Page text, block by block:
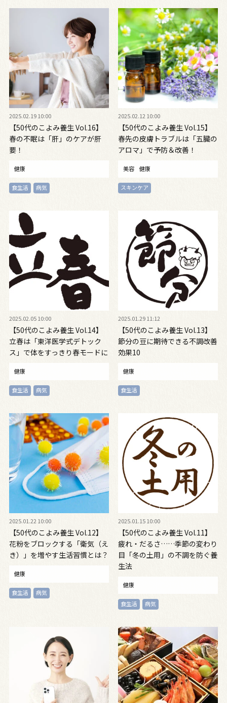
2025.02.19 10:00
【50代のこよみ養生 Vol.16】
春の不眠は「肝」のケアが肝
要！
健康
食生活 病気
2025.02.12 10:00
【50代のこよみ養生 Vol.15】
春先の皮膚トラブルは「五臓の
アロマ」で予防＆改善！
美容 健康
スキンケア
2025.02.05 10:00
【50代のこよみ養生 Vol.14】
立春は「東洋医学式デトック
ス」で体をすっきり春モードに
健康
食生活 病気
2025.01.29 11:12
【50代のこよみ養生 Vol.13】
節分の豆に期待できる不調改善
効果10
健康
食生活
2025.01.22 10:00
【50代のこよみ養生 Vol.12】
花粉をブロックする「衛気（え
き）」を増やす生活習慣とは？
健康
食生活 病気
2025.01.15 10:00
【50代のこよみ養生 Vol.11】
疲れ・だるさ……季節の変わり
目「冬の土用」の不調を防ぐ養
生法
健康
食生活 病気